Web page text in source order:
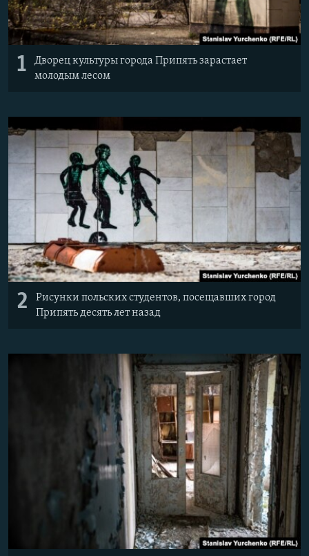
1
Дворец культуры города Припять зарастает
молодым лесом
2
Рисунки польских студентов, посещавших город
Припять десять лет назад